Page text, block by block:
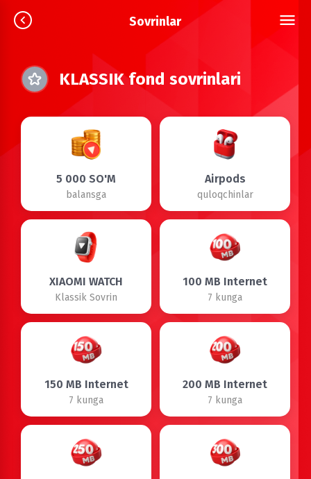
Sovrinlar
KLASSIK fond sovrinlari
5 000 SO'M
balansga
Airpods
quloqchinlar
XIAOMI WATCH
Klassik Sovrin
100 MB Internet
7 kunga
150 MB Internet
7 kunga
200 MB Internet
7 kunga